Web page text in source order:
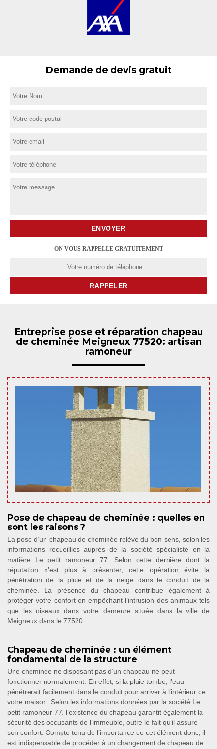
Demande de devis gratuit
ON VOUS RAPPELLE GRATUITEMENT
Entreprise pose et réparation chapeau
de cheminée Meigneux 77520: artisan
ramoneur
Pose de chapeau de cheminée : quelles en
sont les raisons ?
La pose d’un chapeau de cheminée relève du bon sens, selon les
informations recueillies auprès de la société spécialiste en la
matière Le petit ramoneur 77. Selon cette dernière dont la
réputation n’est plus à présenter, cette opération évite la
pénétration de la pluie et de la neige dans le conduit de la
cheminée. La présence du chapeau contribue également à
protéger votre confort en empêchant l’intrusion des animaux tels
que les oiseaux dans votre demeure située dans la ville de
Meigneux dans le 77520.
Chapeau de cheminée : un élément
fondamental de la structure
Une cheminée ne disposant pas d’un chapeau ne peut
fonctionner normalement. En effet, si la pluie tombe, l’eau
pénétrerait facilement dans le conduit pour arriver à l’intérieur de
votre maison. Selon les informations données par la société Le
petit ramoneur 77, l’existence du chapeau garantit également la
sécurité des occupants de l’immeuble, outre le fait qu’il assure
son confort. Compte tenu de l’importance de cet élément donc, il
est indispensable de procéder à un changement de chapeau de